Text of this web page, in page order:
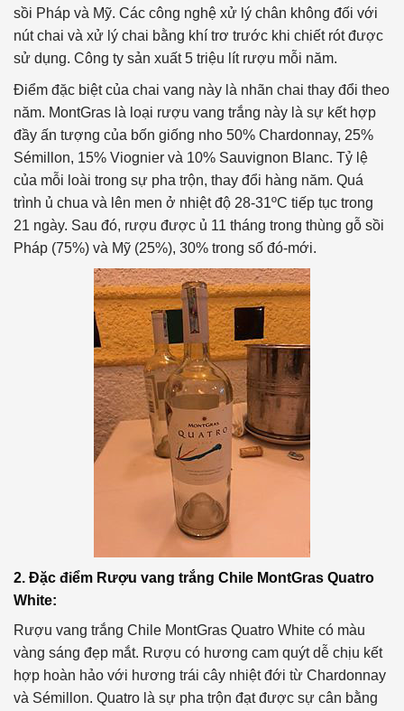
sồi Pháp và Mỹ. Các công nghệ xử lý chân không đối với
nút chai và xử lý chai bằng khí trơ trước khi chiết rót được
sử dụng. Công ty sản xuất 5 triệu lít rượu mỗi năm.
Điểm đặc biệt của chai vang này là nhãn chai thay đổi theo
năm. MontGras là loại rượu vang trắng này là sự kết hợp
đầy ấn tượng của bốn giống nho 50% Chardonnay, 25%
Sémillon, 15% Viognier và 10% Sauvignon Blanc. Tỷ lệ
của mỗi loài trong sự pha trộn, thay đổi hàng năm. Quá
trình ủ chua và lên men ở nhiệt độ 28-31ºC tiếp tục trong
21 ngày. Sau đó, rượu được ủ 11 tháng trong thùng gỗ sồi
Pháp (75%) và Mỹ (25%), 30% trong số đó-mới.
2. Đặc điểm Rượu vang trắng Chile MontGras Quatro
White:
Rượu vang trắng Chile MontGras Quatro White có màu
vàng sáng đẹp mắt. Rượu có hương cam quýt dễ chịu kết
hợp hoàn hảo với hương trái cây nhiệt đới từ Chardonnay
và Sémillon. Quatro là sự pha trộn đạt được sự cân bằng